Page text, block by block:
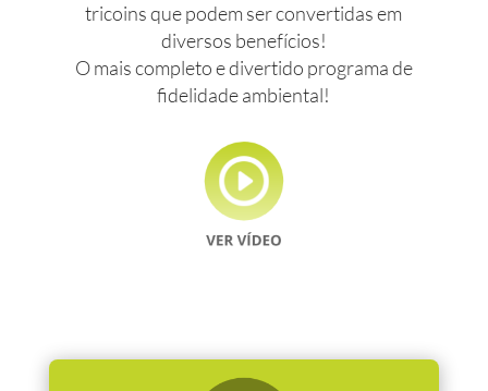
tricoins que podem ser convertidas em
diversos benefícios!
O mais completo e divertido programa de
fidelidade ambiental!